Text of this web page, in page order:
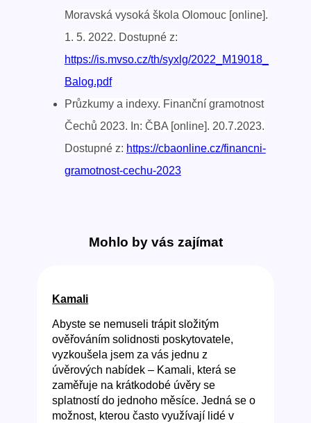
Moravská vysoká škola Olomouc [online].
1. 5. 2022. Dostupné z:
https://is.mvso.cz/th/syxlg/2022_M19018_
Balog.pdf
Průzkumy a indexy. Finanční gramotnost
Čechů 2023. In: ČBA [online]. 20.7.2023.
Dostupné z: https://cbaonline.cz/financni-
gramotnost-cechu-2023
Mohlo by vás zajímat
Kamali
Abyste se nemuseli trápit složitým
ověřováním solidnosti poskytovatele,
vyzkoušela jsem za vás jednu z
úvěrových nabídek – Kamali, která se
zaměřuje na krátkodobé úvěry se
splatností do jednoho měsíce. Jedná se o
možnost, kterou často využívají lidé v